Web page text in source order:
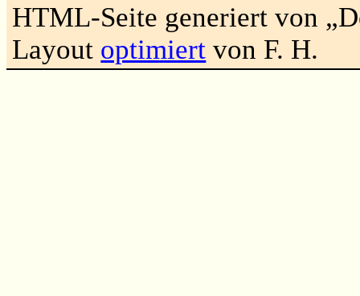
HTML-Seite generiert von
Layout optimiert von F. H.